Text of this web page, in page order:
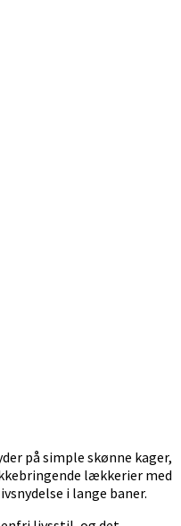
på simple skønne kager,
lækkerier med
i lange baner.